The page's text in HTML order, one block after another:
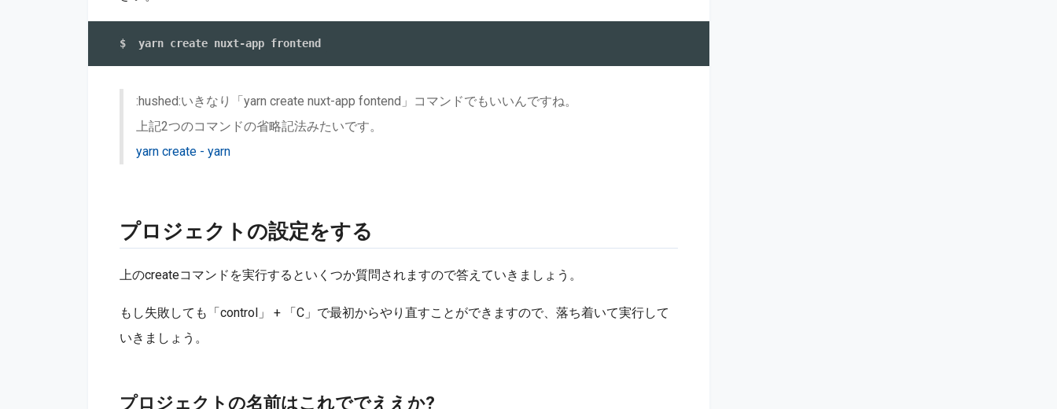
:hushed:いきなり「yarn create nuxt-app fontend」コマンドでもいいんですね。
上記2つのコマンドの省略記法みたいです。
yarn create - yarn
プロジェクトの設定をする
上のcreateコマンドを実行するといくつか質問されますので答えていきましょう。
もし失敗しても「control」 + 「C」で最初からやり直すことができますので、落ち着いて実行して
いきましょう。
プロジェクトの名前はこれででええか?